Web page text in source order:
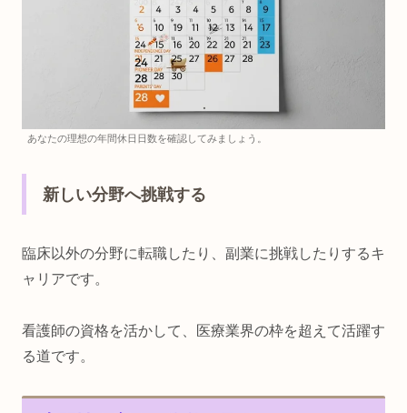
あなたの理想の年間休日日数を確認してみましょう。
新しい分野へ挑戦する
臨床以外の分野に転職したり、副業に挑戦したりするキ
ャリアです。
看護師の資格を活かして、医療業界の枠を超えて活躍す
る道です。